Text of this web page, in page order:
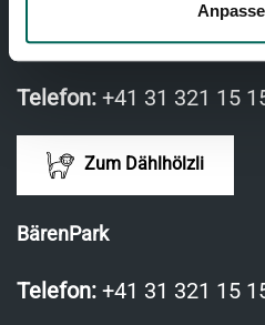
3005 Bern, Schweiz
Telefon: +41 31 321 15
Zum Dählhölzli
BärenPark
Telefon: +41 31 321 15